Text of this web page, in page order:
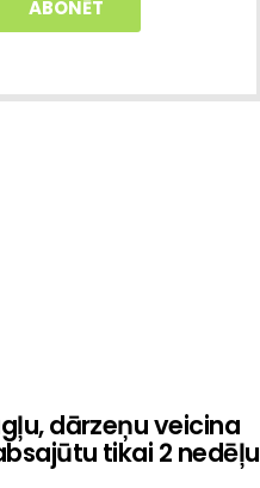
dārzeņu veicina
tikai 2 nedēļu